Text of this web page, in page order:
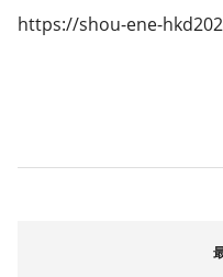
https://shou-ene-